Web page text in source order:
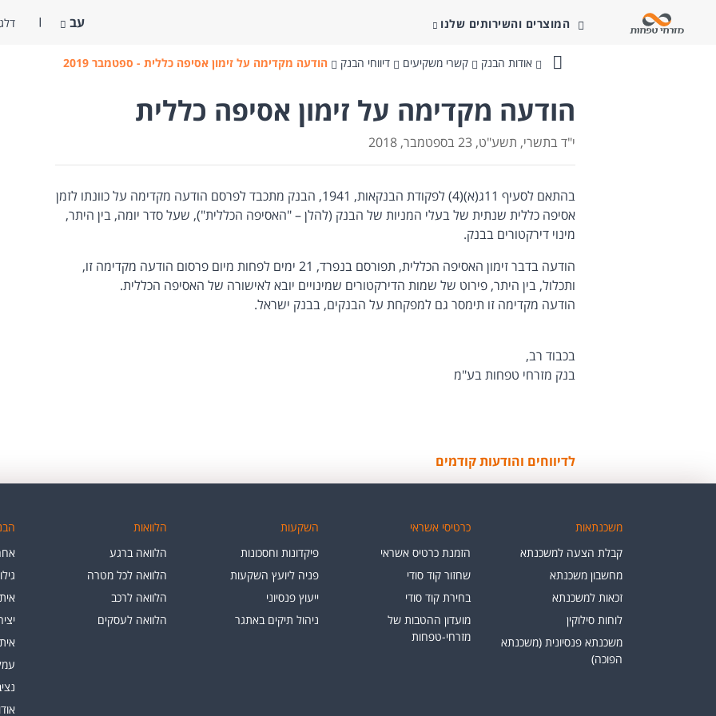
עב המוצרים והשירותים שלנו
אודות הבנק קשרי משקיעים דיווחי הבנק הודעה מקדימה על זימון אסיפה כללית - ספטמבר 2019
הודעה מקדימה על זימון אסיפה כללית
י"ד בתשרי, תשע"ט, 23 בספטמבר, 2018
בהתאם לסעיף 11ג(א)(4) לפקודת הבנקאות, 1941, הבנק מתכבד לפרסם הודעה מקדימה על כוונתו לזמן
אסיפה כללית שנתית של בעלי המניות של הבנק (להלן – "האסיפה הכללית"), שעל סדר יומה, בין היתר,
מינוי דירקטורים בבנק.
הודעה בדבר זימון האסיפה הכללית, תפורסם בנפרד, 21 ימים לפחות מיום פרסום הודעה מקדימה זו,
ותכלול, בין היתר, פירוט של שמות הדירקטורים שמינויים יובא לאישורה של האסיפה הכללית.
הודעה מקדימה זו תימסר גם למפקחת על הבנקים, בבנק ישראל.
בכבוד רב,
בנק מזרחי טפחות בע"מ
לדיווחים והודעות קודמים
משכנתאות
קבלת הצעה למשכנתא
מחשבון משכנתא
זכאות למשכנתא
לוחות סילוקין
משכנתא פנסיונית (משכנתא
הפוכה)
כרטיסי אשראי
הזמנת כרטיס אשראי
שחזור קוד סודי
בחירת קוד סודי
מועדון ההטבות של
מזרחי-טפחות
השקעות
פיקדונות וחסכונות
פניה ליועץ השקעות
ייעוץ פנסיוני
ניהול תיקים באתגר
הלוואות
הלוואה ברגע
הלוואה לכל מטרה
הלוואה לרכב
הלוואה לעסקים